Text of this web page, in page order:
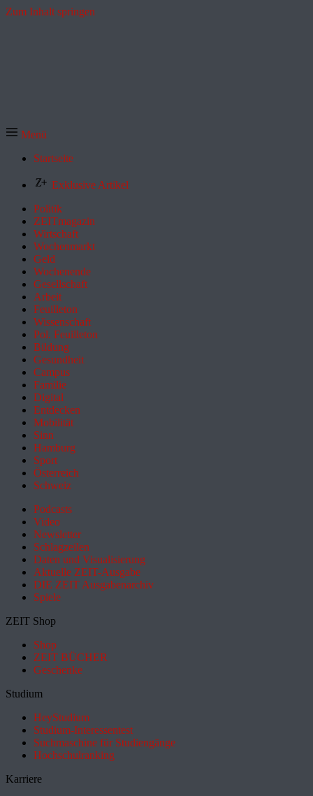
Zum Inhalt springen
Menü
Startseite
Exklusive Artikel
Politik
ZEITmagazin
Wirtschaft
Wochenmarkt
Geld
Wochenende
Gesellschaft
Arbeit
Feuilleton
Wissenschaft
Pol. Feuilleton
Bildung
Gesundheit
Campus
Familie
Digital
Entdecken
Mobilität
Sinn
Hamburg
Sport
Österreich
Schweiz
Podcasts
Video
Newsletter
Schlagzeilen
Daten und Visualisierung
Aktuelle ZEIT-Ausgabe
DIE ZEIT Ausgabenarchiv
Spiele
ZEIT Shop
Shop
ZEIT BÜCHER
Geschenke
Studium
HeyStudium
Studium-Interessentest
Suchmaschine für Studiengänge
Hochschulranking
Karriere